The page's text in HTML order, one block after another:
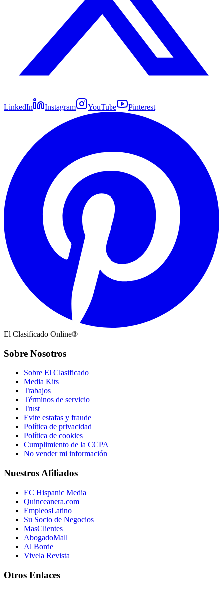
LinkedIn Instagram YouTube Pinterest
El Clasificado Online®
Sobre Nosotros
Sobre El Clasificado
Media Kits
Trabajos
Términos de servicio
Trust
Evite estafas y fraude
Política de privacidad
Política de cookies
Cumplimiento de la CCPA
No vender mi información
Nuestros Afiliados
EC Hispanic Media
Quinceanera.com
EmpleosLatino
Su Socio de Negocios
MasClientes
AbogadoMall
Al Borde
Vivela Revista
Otros Enlaces